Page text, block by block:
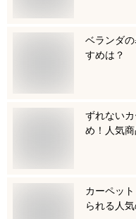
ベランダ
すめは？
ずれない
め！人気商
カーペッ
られる人